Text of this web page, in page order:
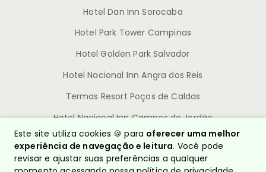
Hotel Dan Inn Sorocaba
Hotel Park Tower Campinas
Hotel Golden Park Salvador
Hotel Nacional Inn Angra dos Reis
Termas Resort Poços de Caldas
Hotel Nacional Inn Campos do Jordão
Este site utiliza cookies 🍪 para oferecer uma melhor
experiência de navegação e leitura. Você pode
revisar e ajustar suas preferências a qualquer